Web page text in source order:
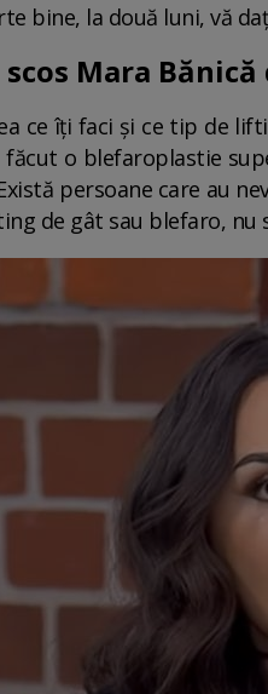
bine, la două luni, vă
scos Mara
ce îți faci și ce tip de
făcut o blefaroplastie
persoane care au
de gât sau blefaro,